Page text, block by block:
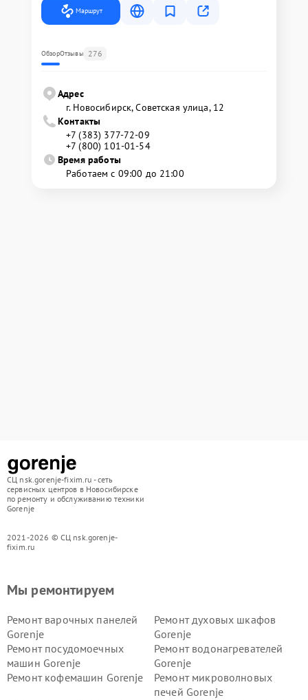
Маршрут
ОбзорОтзывы 276
Адрес
г. Новосибирск, Советская улица, 12
Контакты
+7 (383) 377-72-09
+7 (800) 101-01-54
Время работы
Работаем с 09:00 до 21:00
СЦ nsk.gorenje-fixim.ru - сеть
сервисных центров в Новосибирске
по ремонту и обслуживанию техники
Gorenje
2021-2026 © СЦ nsk.gorenje-
fixim.ru
Мы ремонтируем
Ремонт варочных панелей
Gorenje
Ремонт духовых шкафов
Gorenje
Ремонт посудомоечных
машин Gorenje
Ремонт водонагревателей
Gorenje
Ремонт кофемашин Gorenje
Ремонт микроволновых
печей Gorenje